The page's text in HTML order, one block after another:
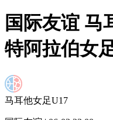
国际友谊 马
特阿拉伯女
马耳他女足U17